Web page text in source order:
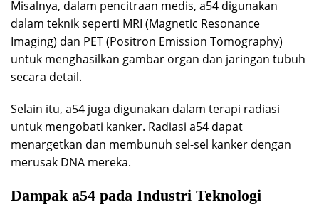
Misalnya, dalam pencitraan medis, a54 digunakan
dalam teknik seperti MRI (Magnetic Resonance
Imaging) dan PET (Positron Emission Tomography)
untuk menghasilkan gambar organ dan jaringan tubuh
secara detail.
Selain itu, a54 juga digunakan dalam terapi radiasi
untuk mengobati kanker. Radiasi a54 dapat
menargetkan dan membunuh sel-sel kanker dengan
merusak DNA mereka.
Dampak a54 pada Industri Teknologi